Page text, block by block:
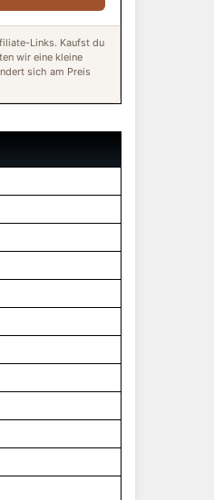
Links. Kaufst du
wir eine kleine
sich am Preis